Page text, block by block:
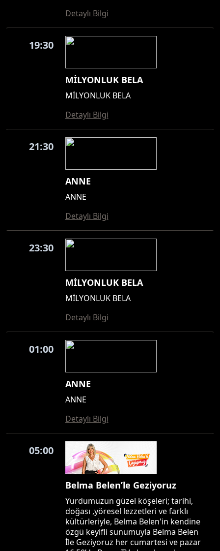
Detaylı Bilgi
19:30
MİLYONLUK BELA
MİLYONLUK BELA
Detaylı Bilgi
21:30
ANNE
ANNE
Detaylı Bilgi
23:30
MİLYONLUK BELA
MİLYONLUK BELA
Detaylı Bilgi
01:00
ANNE
ANNE
Detaylı Bilgi
05:00
Belma Belen’le Geziyoruz
Yurdumuzun güzel köşeleri; tarihi,
doğası ,yöresel lezzetleri ve farklı
kültürleriyle, Belma Belen'in kendine
özgü keyifli sunumuyla Belma Belen
İle Geziyoruz her cumartesi ve pazar